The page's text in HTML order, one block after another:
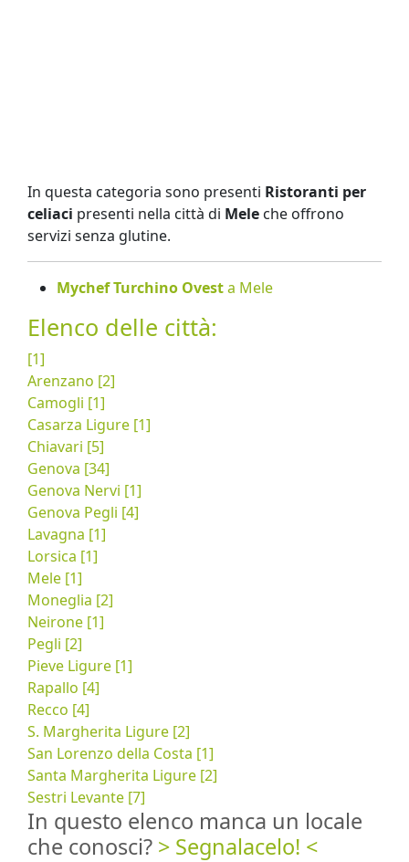
In questa categoria sono presenti Ristoranti per
celiaci presenti nella città di Mele che offrono
servizi senza glutine.
Mychef Turchino Ovesta Mele
Elenco delle città:
[1]
Arenzano [2]
Camogli [1]
Casarza Ligure [1]
Chiavari [5]
Genova [34]
Genova Nervi [1]
Genova Pegli [4]
Lavagna [1]
Lorsica [1]
Mele [1]
Moneglia [2]
Neirone [1]
Pegli [2]
Pieve Ligure [1]
Rapallo [4]
Recco [4]
S. Margherita Ligure [2]
San Lorenzo della Costa [1]
Santa Margherita Ligure [2]
Sestri Levante [7]
In questo elenco manca un locale
che conosci? > Segnalacelo! <